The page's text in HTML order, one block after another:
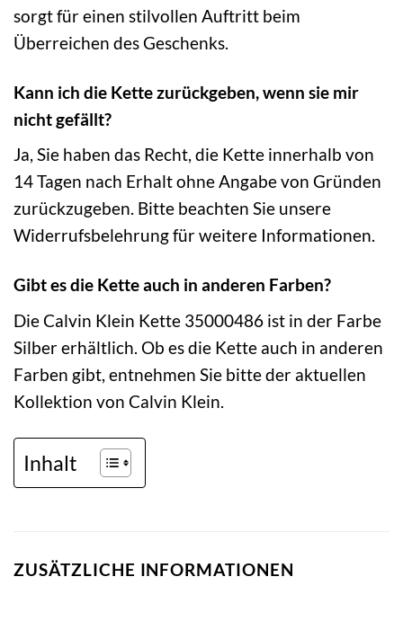
sorgt für einen stilvollen Auftritt beim
Überreichen des Geschenks.
Kann ich die Kette zurückgeben, wenn sie mir
nicht gefällt?
Ja, Sie haben das Recht, die Kette innerhalb von
14 Tagen nach Erhalt ohne Angabe von Gründen
zurückzugeben. Bitte beachten Sie unsere
Widerrufsbelehrung für weitere Informationen.
Gibt es die Kette auch in anderen Farben?
Die Calvin Klein Kette 35000486 ist in der Farbe
Silber erhältlich. Ob es die Kette auch in anderen
Farben gibt, entnehmen Sie bitte der aktuellen
Kollektion von Calvin Klein.
Inhalt
ZUSÄTZLICHE INFORMATIONEN